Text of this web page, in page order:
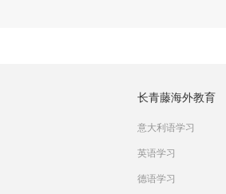
长青藤海外教育
意大利语学习
英语学习
德语学习